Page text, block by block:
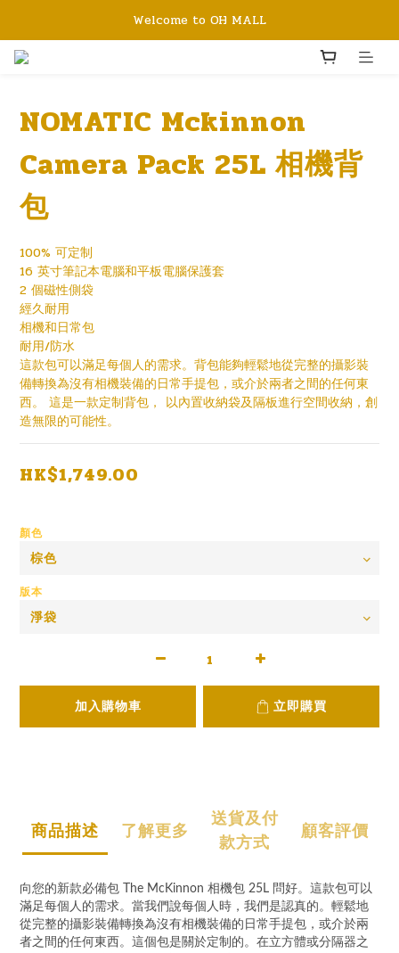
Welcome to OH MALL
NOMATIC Mckinnon
Camera Pack 25L 相機背
包
100% 可定制
16 英寸筆記本電腦和平板電腦保護套
2 個磁性側袋
經久耐用
相機和日常包
耐用/防水
這款包可以滿足每個人的需求。背包能夠輕鬆地從完整的攝影裝
備轉換為沒有相機裝備的日常手提包，或介於兩者之間的任何東
西。 這是一款定制背包， 以內置收納袋及隔板進行空間收納，創
造無限的可能性。
HK$1,749.00
顏色
版本
加入購物車 立即購買
商品描述 了解更多
送貨及付
款方式
顧客評價
向您的新款必備包 The McKinnon 相機包 25L 問好。這款包可以
滿足每個人的需求。當我們說每個人時，我們是認真的。輕鬆地
從完整的攝影裝備轉換為沒有相機裝備的日常手提包，或介於兩
者之間的任何東西。這個包是關於定制的。在立方體或分隔器之